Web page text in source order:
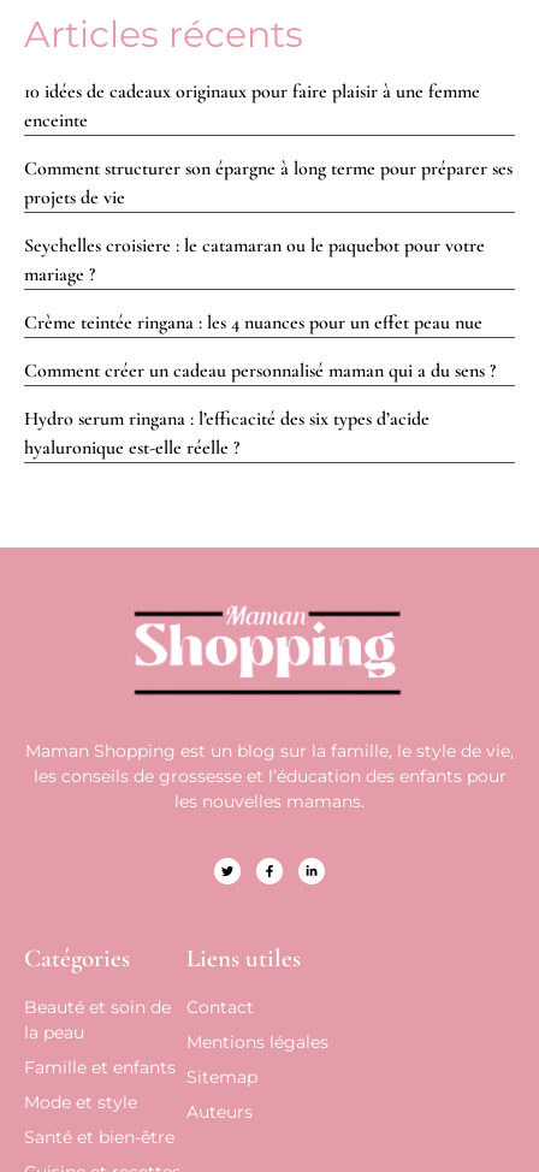
Articles récents
10 idées de cadeaux originaux pour faire plaisir à une femme
enceinte
Comment structurer son épargne à long terme pour préparer ses
projets de vie
Seychelles croisiere : le catamaran ou le paquebot pour votre
mariage ?
Crème teintée ringana : les 4 nuances pour un effet peau nue
Comment créer un cadeau personnalisé maman qui a du sens ?
Hydro serum ringana : l’efficacité des six types d’acide
hyaluronique est-elle réelle ?
Maman Shopping est un blog sur la famille, le style de vie,
les conseils de grossesse et l’éducation des enfants pour
les nouvelles mamans.
Catégories
Beauté et soin de
la peau
Famille et enfants
Mode et style
Santé et bien-être
Liens utiles
Contact
Mentions légales
Sitemap
Auteurs